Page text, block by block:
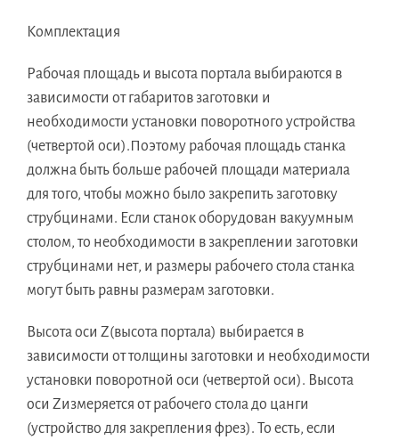
Комплектация
Рабочая площадь и высота портала выбираются в
зависимости от габаритов заготовки и
необходимости установки поворотного устройства
(четвертой оси).Поэтому рабочая площадь станка
должна быть больше рабочей площади материала
для того, чтобы можно было закрепить заготовку
струбцинами. Если станок оборудован вакуумным
столом, то необходимости в закреплении заготовки
струбцинами нет, и размеры рабочего стола станка
могут быть равны размерам заготовки.
Высота оси Z(высота портала) выбирается в
зависимости от толщины заготовки и необходимости
установки поворотной оси (четвертой оси). Высота
оси Zизмеряется от рабочего стола до цанги
(устройство для закрепления фрез). То есть, если